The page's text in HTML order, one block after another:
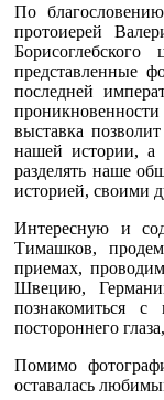
По
протоиерей
представленные
последней
выставка
нашей истории, а
разделять наше
историей, своими
Интересную и
Тимашков,
приемах,
Швецию,
познакомиться
постороннего
Помимо
оставалась